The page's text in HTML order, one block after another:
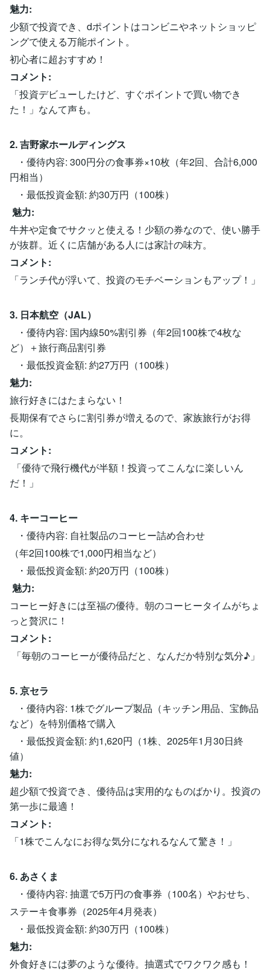
魅力:
少額で投資でき、dポイントはコンビニやネットショッピ
ングで使える万能ポイント。
初心者に超おすすめ！
コメント:
「投資デビューしたけど、すぐポイントで買い物でき
た！」なんて声も。
2. 吉野家ホールディングス
・優待内容: 300円分の食事券×10枚（年2回、合計6,000
円相当）
・最低投資金額: 約30万円（100株）
魅力:
牛丼や定食でサクッと使える！少額の券なので、使い勝手
が抜群。近くに店舗がある人には家計の味方。
コメント:
「ランチ代が浮いて、投資のモチベーションもアップ！」
3. 日本航空（JAL）
・優待内容: 国内線50%割引券（年2回100株で4枚な
ど）＋旅行商品割引券
・最低投資金額: 約27万円（100株）
魅力:
旅行好きにはたまらない！
長期保有でさらに割引券が増えるので、家族旅行がお得
に。
コメント:
「優待で飛行機代が半額！投資ってこんなに楽しいん
だ！」
4. キーコーヒー
・優待内容: 自社製品のコーヒー詰め合わせ
（年2回100株で1,000円相当など）
・最低投資金額: 約20万円（100株）
魅力:
コーヒー好きには至福の優待。朝のコーヒータイムがちょ
っと贅沢に！
コメント:
「毎朝のコーヒーが優待品だと、なんだか特別な気分♪」
5. 京セラ
・優待内容: 1株でグループ製品（キッチン用品、宝飾品
など）を特別価格で購入
・最低投資金額: 約1,620円（1株、2025年1月30日終
値）
魅力:
超少額で投資でき、優待品は実用的なものばかり。投資の
第一歩に最適！
コメント:
「1株でこんなにお得な気分になれるなんて驚き！」
6. あさくま
・優待内容: 抽選で5万円の食事券（100名）やおせち、
ステーキ食事券（2025年4月発表）
・最低投資金額: 約30万円（100株）
魅力:
外食好きには夢のような優待。抽選式でワクワク感も！